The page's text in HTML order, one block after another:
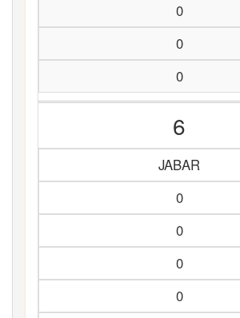
0
0
0
6
JABAR
0
0
0
0